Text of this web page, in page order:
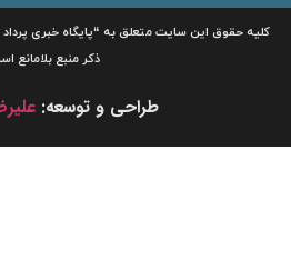
کلیه حقوق این سایت متعلق به“پایگاه خبریپرداد
ذکر منبع بلامانع است.
طراحی و توسعه:علیرضا